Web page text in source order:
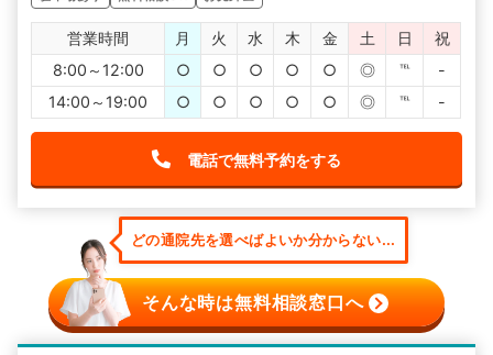
営業時間 月 火 水 木 金 土 日
祝
8:00～12:00
○ ○ ○ ○ ○ ◎ ℡
-
14:00～19:00
○ ○ ○ ○ ○ ◎ ℡ -
電話で無料予約をする
どの通院先を選べばよいか分からない...
そんな時は無料相談窓口へ